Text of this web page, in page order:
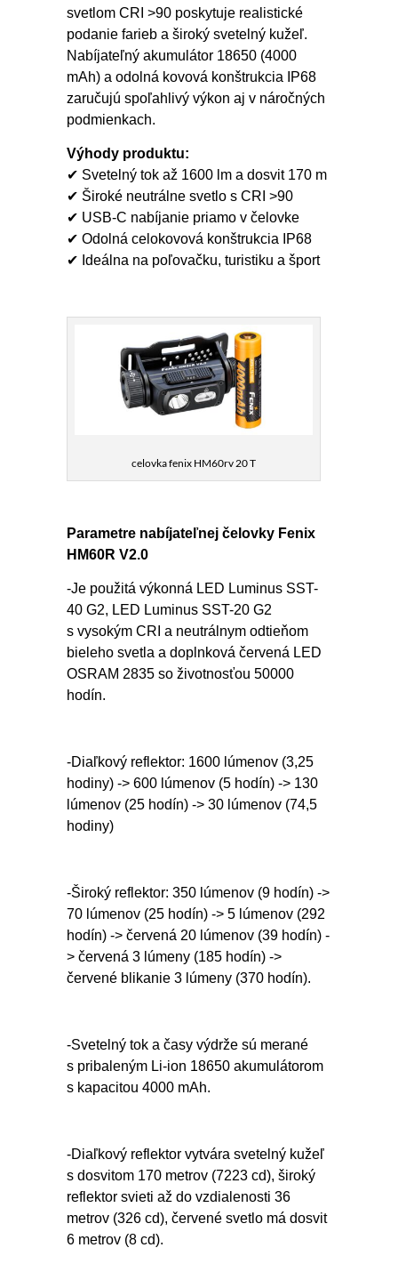
svetlom CRI >90 poskytuje realistické
podanie farieb a široký svetelný kužeľ.
Nabíjateľný akumulátor 18650 (4000
mAh) a odolná kovová konštrukcia IP68
zaručujú spoľahlivý výkon aj v náročných
podmienkach.
Výhody produktu:
✔ Svetelný tok až 1600 lm a dosvit 170 m
✔ Široké neutrálne svetlo s CRI >90
✔ USB-C nabíjanie priamo v čelovke
✔ Odolná celokovová konštrukcia IP68
✔ Ideálna na poľovačku, turistiku a šport
celovka fenix HM60rv 20 T
Parametre nabíjateľnej čelovky Fenix
HM60R V2.0
-Je použitá výkonná LED Luminus SST-
40 G2, LED Luminus SST-20 G2
s vysokým CRI a neutrálnym odtieňom
bieleho svetla a doplnková červená LED
OSRAM 2835 so životnosťou 50000
hodín.
-Diaľkový reflektor: 1600 lúmenov (3,25
hodiny) -> 600 lúmenov (5 hodín) -> 130
lúmenov (25 hodín) -> 30 lúmenov (74,5
hodiny)
-Široký reflektor: 350 lúmenov (9 hodín) ->
70 lúmenov (25 hodín) -> 5 lúmenov (292
hodín) -> červená 20 lúmenov (39 hodín) -
> červená 3 lúmeny (185 hodín) ->
červené blikanie 3 lúmeny (370 hodín).
-Svetelný tok a časy výdrže sú merané
s pribaleným Li-ion 18650 akumulátorom
s kapacitou 4000 mAh.
-Diaľkový reflektor vytvára svetelný kužeľ
s dosvitom 170 metrov (7223 cd), široký
reflektor svieti až do vzdialenosti 36
metrov (326 cd), červené svetlo má dosvit
6 metrov (8 cd).